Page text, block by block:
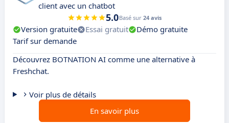
client avec un chatbot
5.0Basé sur 24 avis
Version gratuite Essai gratuit
Démo gratuite
Tarif sur demande
Découvrez BOTNATION AI comme une alternative à
Freshchat.
Voir plus de détails
En savoir plus